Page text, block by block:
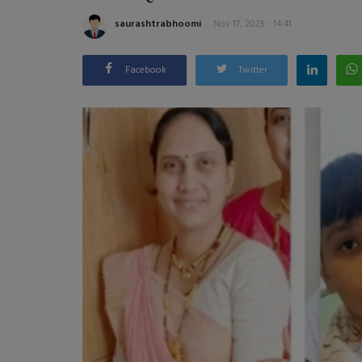
saurashtrabhoomi Nov 17, 2025 - 14:41
Facebook Twitter